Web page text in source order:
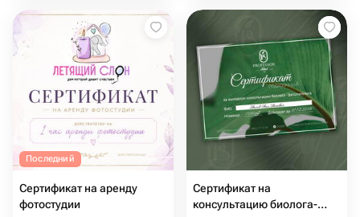
Последний
Сертификат на аренду
фотостудии
Сертификат на
консультацию биолога-